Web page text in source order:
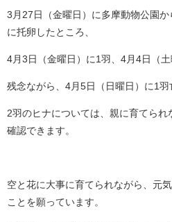
3月27日（金曜日）に多摩動物公園
に托卵したところ、
4月3日（金曜日）に1羽、4月4日（土
残念ながら、4月5日（日曜日）に1羽
2羽のヒナについては、親に育てら
確認できます。
空と花に大事に育てられながら、元
ことを願っています。